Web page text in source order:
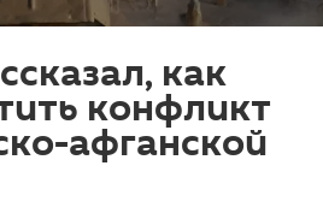
как
конфликт
афганской